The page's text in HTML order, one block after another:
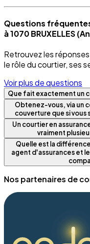
Questions
à 1070 BRUXELLES
Retrouvez les
le rôle du courtier, ses
Voir plus de questions
Que fait exactement un
Obtenez-vous, via un
couverture que si vous
Un courtier en
vraiment
Quelle est la
agent d'assurances et
Nos partenaires de